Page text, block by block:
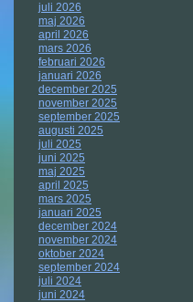
juli 2026
maj 2026
april 2026
mars 2026
februari 2026
januari 2026
december 2025
november 2025
september 2025
augusti 2025
juli 2025
juni 2025
maj 2025
april 2025
mars 2025
januari 2025
december 2024
november 2024
oktober 2024
september 2024
juli 2024
juni 2024